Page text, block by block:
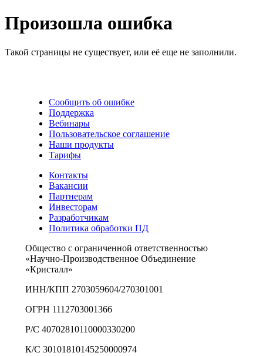
Произошла ошибка
Такой страницы не существует, или её еще не заполнили.
Сообщить об ошибке
Поддержка
Вебинары
Пользовательское соглашение
Наши продукты
Тарифы
Контакты
Вакансии
Партнерам
Инвесторам
Разработчикам
Политика обработки ПД
Общество с ограниченной ответственностью
«Научно-Производственное Объединение
«Кристалл»
ИНН/КПП 2703059604/270301001
ОГРН 1112703001366
Р/С 40702810110000330200
К/С 30101810145250000974